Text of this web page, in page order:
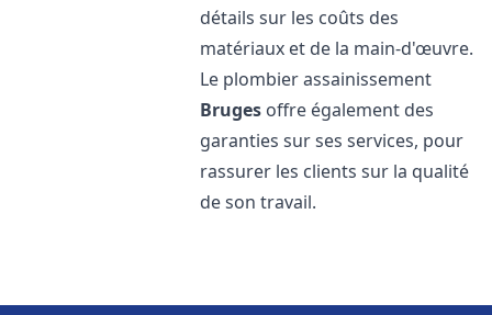
détails sur les coûts des
matériaux et de la main-d'œuvre.
Le plombier assainissement
Bruges offre également des
garanties sur ses services, pour
rassurer les clients sur la qualité
de son travail.